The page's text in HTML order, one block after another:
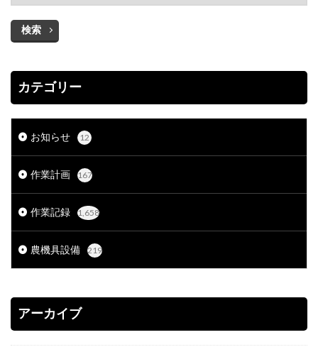
検索
カテゴリー
お知らせ 12
作業計画 167
作業記録 1,658
農機具設備 219
アーカイブ